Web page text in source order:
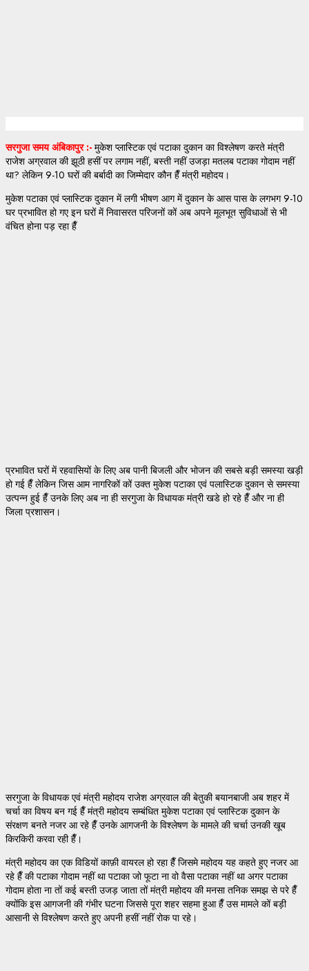
सरगुजा समय अंबिकापुर :- मुकेश प्लास्टिक एवं पटाका दुकान का विश्लेषण करते मंत्री
राजेश अग्रवाल की झूठी हसीं पर लगाम नहीं, बस्ती नहीं उजड़ा मतलब पटाका गोदाम नहीं
था? लेकिन 9-10 घरों की बर्बादी का जिम्मेदार कौन हैँ मंत्री महोदय।
मुकेश पटाका एवं प्लास्टिक दुकान में लगी भीषण आग में दुकान के आस पास के लगभग 9-10
घर प्रभावित हो गए इन घरों में निवासरत परिजनों कों अब अपने मूलभूत सुविधाओं से भी
वंचित होना पड़ रहा हैँ
प्रभावित घरों में रहवासियों के लिए अब पानी बिजली और भोजन की सबसे बड़ी समस्या खड़ी
हो गई हैँ लेकिन जिस आम नागरिकों कों उक्त मुकेश पटाका एवं पलास्टिक दुकान से समस्या
उत्पन्न हुई हैँ उनके लिए अब ना ही सरगुजा के विधायक मंत्री खडे हो रहे हैँ और ना ही
जिला प्रशासन।
सरगुजा के विधायक एवं मंत्री महोदय राजेश अग्रवाल की बेतुकी बयानबाजी अब शहर में
चर्चा का विषय बन गई हैँ मंत्री महोदय सम्बंधित मुकेश पटाका एवं प्लास्टिक दुकान के
संरक्षण बनते नजर आ रहे हैँ उनके आगजनी के विश्लेषण के मामले की चर्चा उनकी खूब
किरकिरी करवा रही हैँ।
मंत्री महोदय का एक विडियों काफ़ी वायरल हो रहा हैँ जिसमे महोदय यह कहते हुए नजर आ
रहे हैँ की पटाका गोदाम नहीं था पटाका जो फूटा ना वो वैसा पटाका नहीं था अगर पटाका
गोदाम होता ना तों कई बस्ती उजड़ जाता तों मंत्री महोदय की मनसा तनिक समझ से परे हैँ
क्योंकि इस आगजनी की गंभीर घटना जिससे पूरा शहर सहमा हुआ हैँ उस मामले कों बड़ी
आसानी से विश्लेषण करते हुए अपनी हसीं नहीं रोक पा रहे।